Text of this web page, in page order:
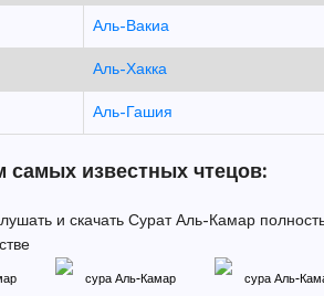
Аль-Вакиа
Аль-Хакка
Аль-Гашия
самых известных чтецов:
и скачать Сурат Аль-Камар